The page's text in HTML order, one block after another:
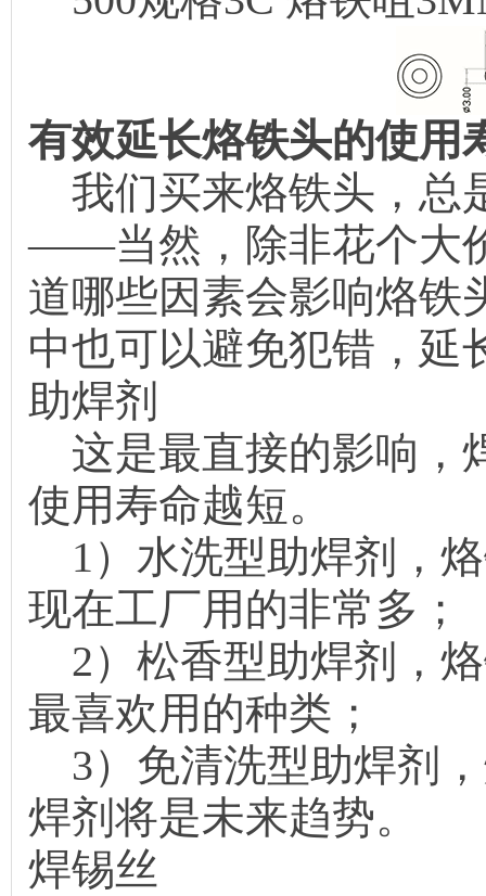
有效延长烙铁头的使用
我们买来烙铁头，总
——当然，除非花个大
道哪些因素会影响烙铁
中也可以避免犯错，延
助焊剂
这是最直接的影响，
使用寿命越短。
1）水洗型助焊剂，
现在工厂用的非常多；
2）松香型助焊剂，
最喜欢用的种类；
3）免清洗型助焊剂
焊剂将是未来趋势。
焊锡丝